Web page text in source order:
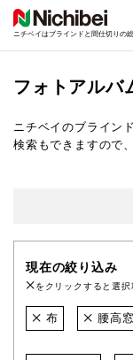
ニチベイはブラインドと間仕切りの
フォトアルバ
ニチベイのブライン
検索もできますので
現在の絞り込み
をクリックすると選択
布 腰高窓